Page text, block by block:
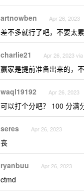
artnowben Apr 26, 2023
差不多就行了吧，不要太
charlie21 Apr 26, 2023
赢家是提前准备出来的，
waql19192 Apr 26, 2023
可以打个分吧？ 100 分满
seres Apr 26, 2023
丧
ryanbuu Apr 26, 2023
ctmd